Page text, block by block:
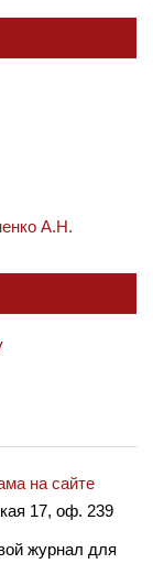
А.Н.
на сайте
17, оф. 239
журнал для